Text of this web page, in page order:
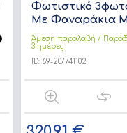
Φωτιστικό
Με Φαναράκια
Άμεση παραλαβή /
3 ημέρες
ID: 69-207741102